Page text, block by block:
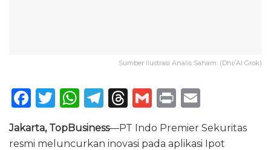
Sumber Ilustrasi Analis Saham: (Dhi/AI Grok)
F
c
T
w
it
W
h
a
T
e
T
re
G
ai
P
ri
n
m
ai
Jakarta, TopBusiness—PT Indo Premier Sekuritas
resmi meluncurkan inovasi pada aplikasi Ipot